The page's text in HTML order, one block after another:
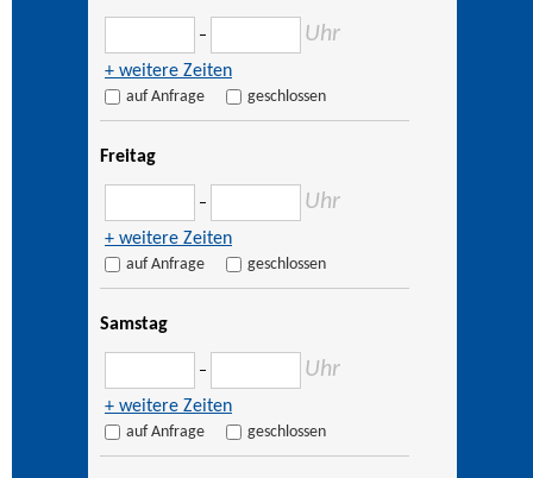
– Uhr
+ weitere Zeiten
auf Anfrage geschlossen
Freitag
– Uhr
+ weitere Zeiten
auf Anfrage geschlossen
Samstag
– Uhr
+ weitere Zeiten
auf Anfrage geschlossen